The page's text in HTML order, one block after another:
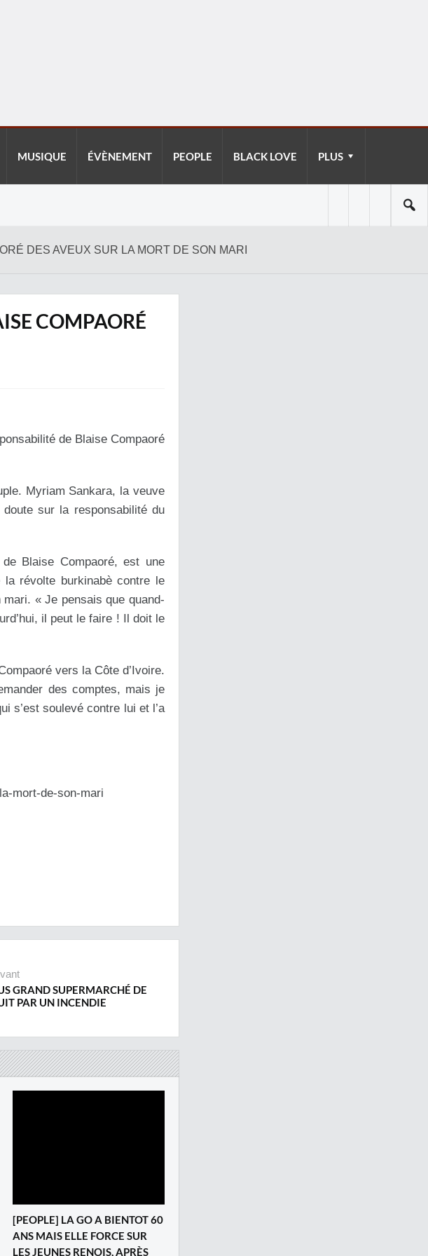
MUSIQUE ÉVÈNEMENT PEOPLE BLACK LOVE PLUS
DES AVEUX SUR LA MORT DE SON MARI
COMPAORÉ
de Blaise Compaoré
Myriam Sankara, la veuve
sur la responsabilité du
Blaise Compaoré, est une
la révolte burkinabè contre le
« Je pensais que quand-
il peut le faire ! Il doit le
vers la Côte d’Ivoire.
des comptes, mais je
s’est soulevé contre lui et l’a
mort-de-son-mari
GRAND SUPERMARCHÉ DE
PAR UN INCENDIE
[PEOPLE] LA GO A BIENTOT 60
ANS MAIS ELLE FORCE SUR
LES JEUNES RENOIS, APRÈS